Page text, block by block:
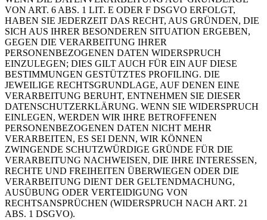
VON ART. 6 ABS. 1 LIT. E ODER F DSGVO ERFOLGT,
HABEN SIE JEDERZEIT DAS RECHT, AUS GRÜNDEN, DIE
SICH AUS IHRER BESONDEREN SITUATION ERGEBEN,
GEGEN DIE VERARBEITUNG IHRER
PERSONENBEZOGENEN DATEN WIDERSPRUCH
EINZULEGEN; DIES GILT AUCH FÜR EIN AUF DIESE
BESTIMMUNGEN GESTÜTZTES PROFILING. DIE
JEWEILIGE RECHTSGRUNDLAGE, AUF DENEN EINE
VERARBEITUNG BERUHT, ENTNEHMEN SIE DIESER
DATENSCHUTZERKLÄRUNG. WENN SIE WIDERSPRUCH
EINLEGEN, WERDEN WIR IHRE BETROFFENEN
PERSONENBEZOGENEN DATEN NICHT MEHR
VERARBEITEN, ES SEI DENN, WIR KÖNNEN
ZWINGENDE SCHUTZWÜRDIGE GRÜNDE FÜR DIE
VERARBEITUNG NACHWEISEN, DIE IHRE INTERESSEN,
RECHTE UND FREIHEITEN ÜBERWIEGEN ODER DIE
VERARBEITUNG DIENT DER GELTENDMACHUNG,
AUSÜBUNG ODER VERTEIDIGUNG VON
RECHTSANSPRÜCHEN (WIDERSPRUCH NACH ART. 21
ABS. 1 DSGVO).